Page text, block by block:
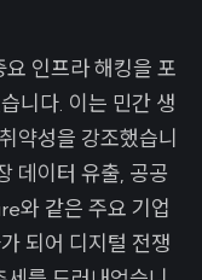
인프라 해킹을 포
니다. 이는 민간 생
약성을 강조했습니
데이터 유출, 공공
와 같은 주요 기업
되어 디지털 전쟁